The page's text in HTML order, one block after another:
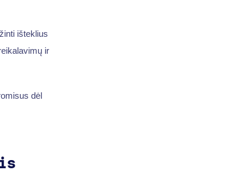
išteklius
ir
dėl